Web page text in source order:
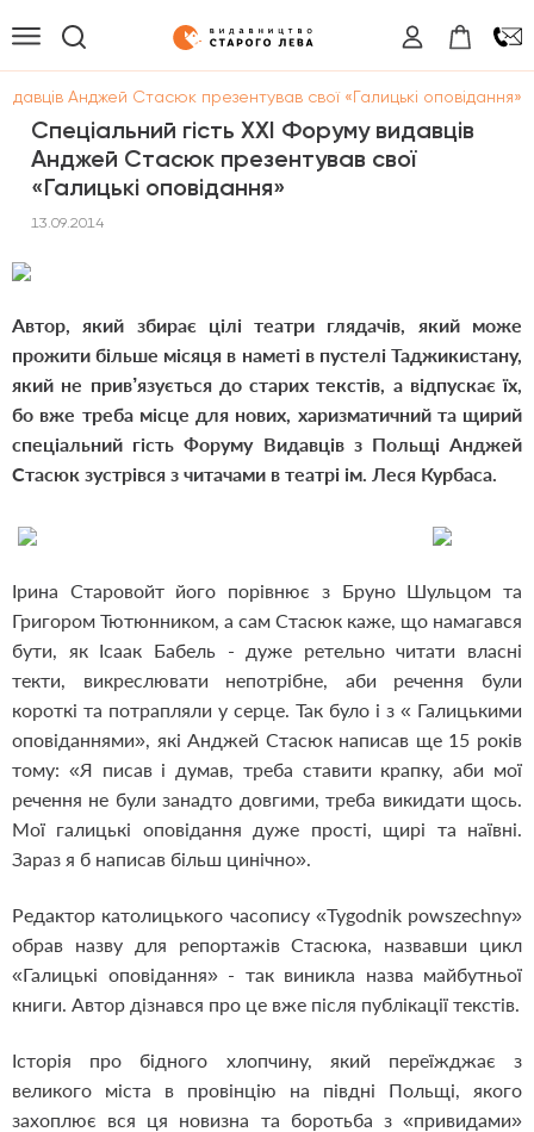
Анджей Стасюк презентував свої «Галицькі оповідання»
Спеціальний гість ХХІ Форуму видавців
Анджей Стасюк презентував свої
«Галицькі оповідання»
13.09.2014
Автор, який збирає цілі театри глядачів, який може
прожити більше місяця в наметі в пустелі Таджикистану,
який не прив’язується до старих текстів, а відпускає їх,
бо вже треба місце для нових, харизматичний та щирий
спеціальний гість Форуму Видавців з Польщі Анджей
Стасюк зустрівся з читачами в театрі ім. Леся Курбаса.
Ірина Старовойт його порівнює з Бруно Шульцом та
Григором Тютюнником, а сам Стасюк каже, що намагався
бути, як Ісаак Бабель - дуже ретельно читати власні
текти, викреслювати непотрібне, аби речення були
короткі та потрапляли у серце. Так було і з « Галицькими
оповіданнями», які Анджей Стасюк написав ще 15 років
тому: «Я писав і думав, треба ставити крапку, аби мої
речення не були занадто довгими, треба викидати щось.
Мої галицькі оповідання дуже прості, щирі та наївні.
Зараз я б написав більш цинічно».
Редактор католицького часопису «Tygodnik powszechny»
обрав назву для репортажів Стасюка, назвавши цикл
«Галицькі оповідання» - так виникла назва майбутньої
книги. Автор дізнався про це вже після публікації текстів.
Історія про бідного хлопчину, який переїжджає з
великого міста в провінцію на півдні Польщі, якого
захоплює вся ця новизна та боротьба з «привидами»